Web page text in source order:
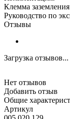
Клемма
Руководство по
Отзывы
Загрузка отзывов...
Нет отзывов
Добавить отзыв
Общие
Артикул